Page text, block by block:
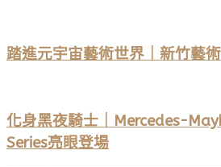
踏進元宇宙藝術世界｜新竹藝
化身黑夜騎士｜Mercedes-
Series亮眼登場